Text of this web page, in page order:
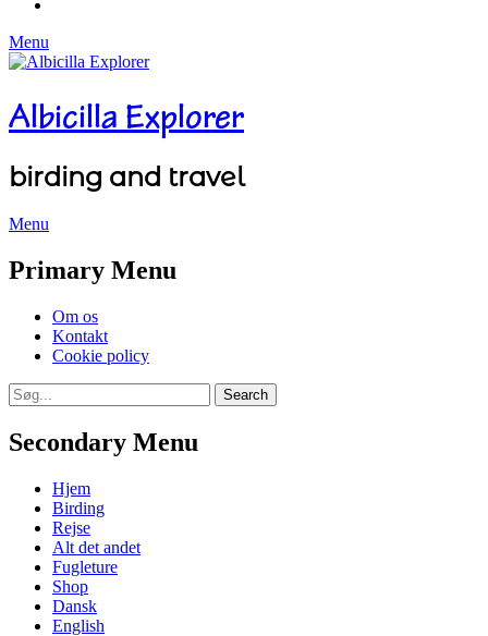
Menu
Albicilla Explorer
birding and travel
Menu
Primary Menu
Skip
content
Om os
Kontakt
Cookie policy
Search
Search
for:
Secondary Menu
Skip
content
Hjem
Birding
Rejse
Alt det andet
Fugleture
Shop
Dansk
English